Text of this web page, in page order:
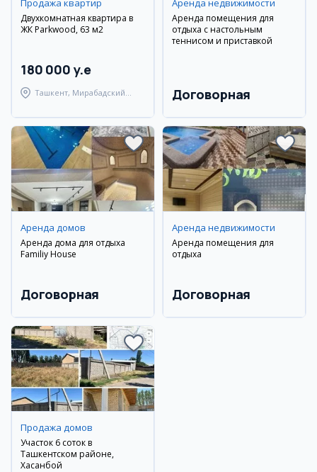
Продажа квартир
Двухкомнатная квартира в
ЖК Parkwood, 63 м2
180 000 y.e
Ташкент, Мирабадский
Аренда недвижимости
Аренда помещения для
отдыха с настольным
теннисом и приставкой
Договорная
Аренда домов
Аренда дома для отдыха
Familiy House
Договорная
Аренда недвижимости
Аренда помещения для
отдыха
Договорная
Продажа домов
Участок 6 соток в
Ташкентском районе,
Хасанбой